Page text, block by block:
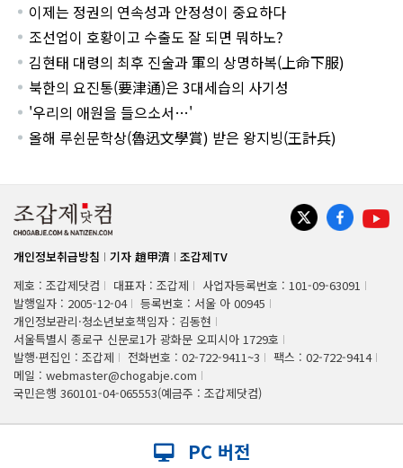
이제는 정권의 연속성과 안정성이 중요하다
조선업이 호황이고 수출도 잘 되면 뭐하노?
김현태 대령의 최후 진술과 軍의 상명하복(上命下服)
북한의 요진통(要津通)은 3대세습의 사기성
'우리의 애원을 들으소서…'
올해 루쉰문학상(魯迅文學賞) 받은 왕지빙(王計兵)
개인정보취급방침 기자 趙甲濟
조갑제TV
제호 : 조갑제닷컴
대표자 : 조갑제
사업자등록번호 : 101-09-63091
발행일자 : 2005-12-04
등록번호 : 서울 아 00945
개인정보관리·청소년보호책임자 : 김동현
서울특별시 종로구 신문로1가 광화문 오피시아 1729호
발행·편집인 : 조갑제
전화번호 : 02-722-9411~3
팩스 : 02-722-9414
메일 : webmaster@chogabje.com
국민은행 360101-04-065553(예금주 : 조갑제닷컴)
PC 버전